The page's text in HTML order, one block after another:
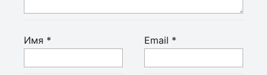
Имя * Email *